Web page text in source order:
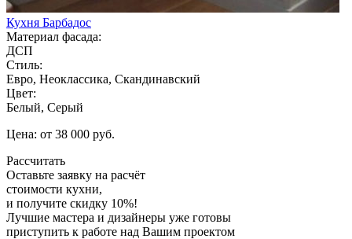
Кухня Барбадос
Материал фасада:
ДСП
Стиль:
Евро, Неоклассика, Скандинавский
Цвет:
Белый, Серый
Цена: от 38 000 руб.
Рассчитать
Оставьте заявку на расчёт
стоимости кухни,
и получите скидку 10%!
Лучшие мастера и дизайнеры уже готовы
приступить к работе над Вашим проектом